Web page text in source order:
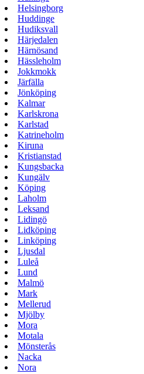
Helsingborg
Huddinge
Hudiksvall
Härjedalen
Härnösand
Hässleholm
Jokkmokk
Järfälla
Jönköping
Kalmar
Karlskrona
Karlstad
Katrineholm
Kiruna
Kristianstad
Kungsbacka
Kungälv
Köping
Laholm
Leksand
Lidingö
Lidköping
Linköping
Ljusdal
Luleå
Lund
Malmö
Mark
Mellerud
Mjölby
Mora
Motala
Mönsterås
Nacka
Nora